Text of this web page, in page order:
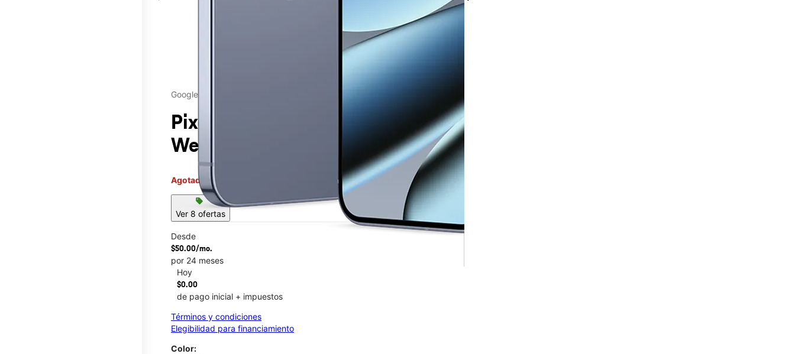
This carousel contains a column of small thumbnails. Selecting a thumbnail will change the main image in the carousel that follows. Use the Previous and Next
Google
Pixel 10 Pro XL
en T-Mobile
Wesley Street & I-30
Agotado Este artículo no está disponible en este momento.
sell
Ver 8 ofertas
Desde
$50.00/mo.
por 24 meses
Hoy
$0.00
de pago inicial + impuestos
Términos y condiciones
Elegibilidad para financiamiento
Color: